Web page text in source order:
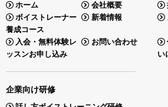
ホーム 会社概要
ボイストレーナー
養成コース
新着情報
入会・無料体験レ
ッスンお申し込み
お問い合わせ
い
企業向け研修